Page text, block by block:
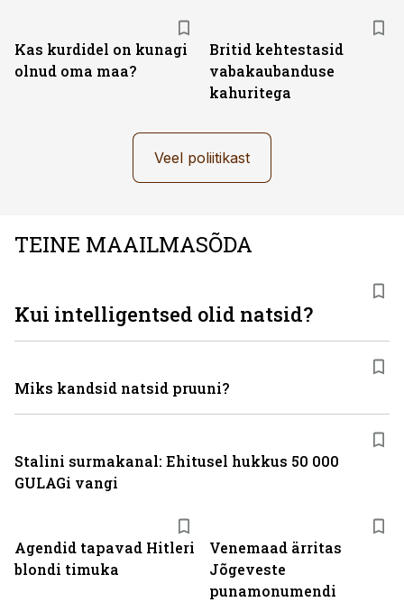
Kas kurdidel on kunagi
olnud oma maa?
Britid kehtestasid
vabakaubanduse
kahuritega
Veel poliitikast
TEINE MAAILMASÕDA
Agendid tapavad Hitleri
blondi timuka
Venemaad ärritas
Jõgeveste
punamonumendi
Kui intelligentsed olid natsid?
Miks kandsid natsid pruuni?
Stalini surmakanal: Ehitusel hukkus 50 000
GULAGi vangi